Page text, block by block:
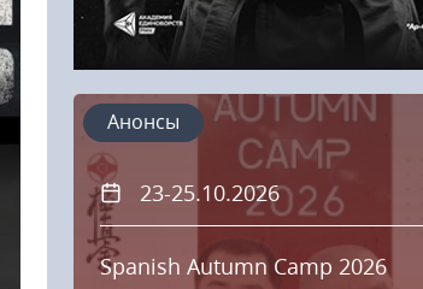
23-25.10.2026
Spanish Autumn Camp 2026
Анонсы